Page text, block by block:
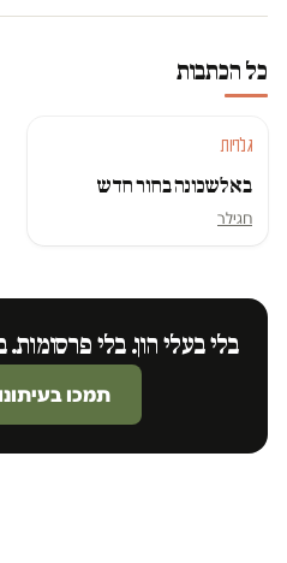
כל הכתבות
גלריות
בא לשכונה בחור חדש
חגילר
בלי בעלי הון. בלי
תמכו